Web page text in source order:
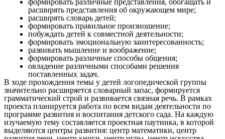
формировать различные представления, обогащать и
расширять представления об окружающем мире;
расширять словарь детей;
формировать правильное произношение;
побуждать детей к совместной деятельности;
формировать эмоциональную заинтересованность;
развивать мышление и воображение;
формировать различные способы общения;
овладение различными способами решения
поставленных задач.
В ходе прохождения темы у детей логопедической группы
значительно расширяется словарный запас, формируется
грамматический строй и развивается связная речь. В рамках
проекта планируется работа по всем видам деятельности по
программе развития и воспитания детского сада. На каждую
изучаемую тему составляется проектная паутинка, в которой
выделяются центры развития: центр математики, центр